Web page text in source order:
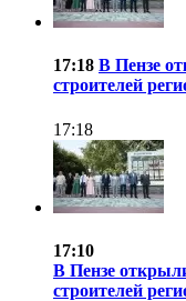
17:18 В Пензе
строителей
17:18
17:10
В Пензе
строителей